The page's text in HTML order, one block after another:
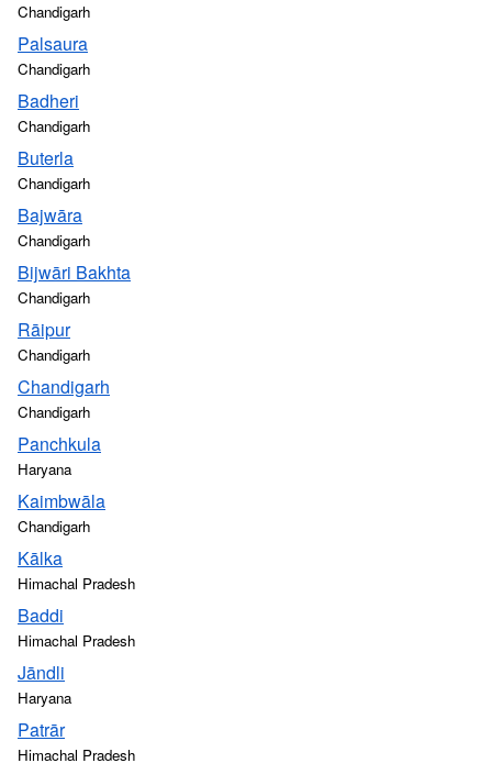
Chandigarh
Palsaura
Chandigarh
Badheri
Chandigarh
Buterla
Chandigarh
Bajwāra
Chandigarh
Bijwāri Bakhta
Chandigarh
Rāipur
Chandigarh
Chandigarh
Chandigarh
Panchkula
Haryana
Kaimbwāla
Chandigarh
Kālka
Himachal Pradesh
Baddi
Himachal Pradesh
Jāndli
Haryana
Patrār
Himachal Pradesh